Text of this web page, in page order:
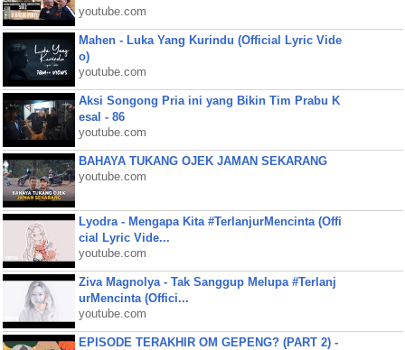
youtube.com
Mahen - Luka Yang Kurindu (Official Lyric Vide
o)
youtube.com
Aksi Songong Pria ini yang Bikin Tim Prabu K
esal - 86
youtube.com
BAHAYA TUKANG OJEK JAMAN SEKARANG
youtube.com
Lyodra - Mengapa Kita #TerlanjurMencinta (Offi
cial Lyric Vide...
youtube.com
Ziva Magnolya - Tak Sanggup Melupa #Terlanj
urMencinta (Offici...
youtube.com
EPISODE TERAKHIR OM GEPENG? (PART 2) -